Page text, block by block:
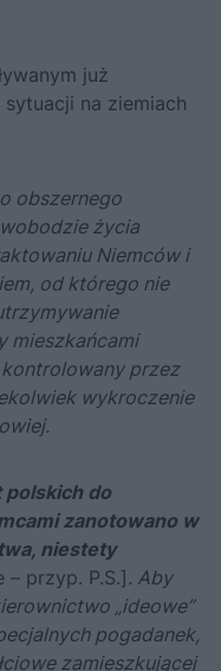
już
na ziemiach
obszernego
życia
Niemców i
od którego nie
mieszkańcami
przez
wykroczenie
polskich do
zanotowano w
niestety
przyp. P.S.]. Aby
„ideowe”
pogadanek,
zamieszkującej